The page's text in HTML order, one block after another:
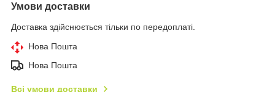
Умови доставки
Доставка здійснюється тільки по передоплаті.
Нова Пошта
Нова Пошта
Всі умови доставки